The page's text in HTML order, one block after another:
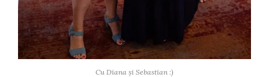
Cu Diana și Sebastian :)